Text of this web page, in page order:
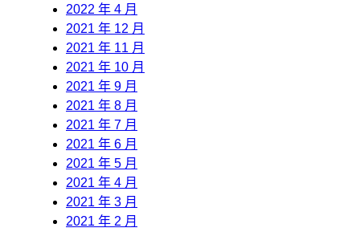
2022 年 4 月
2021 年 12 月
2021 年 11 月
2021 年 10 月
2021 年 9 月
2021 年 8 月
2021 年 7 月
2021 年 6 月
2021 年 5 月
2021 年 4 月
2021 年 3 月
2021 年 2 月